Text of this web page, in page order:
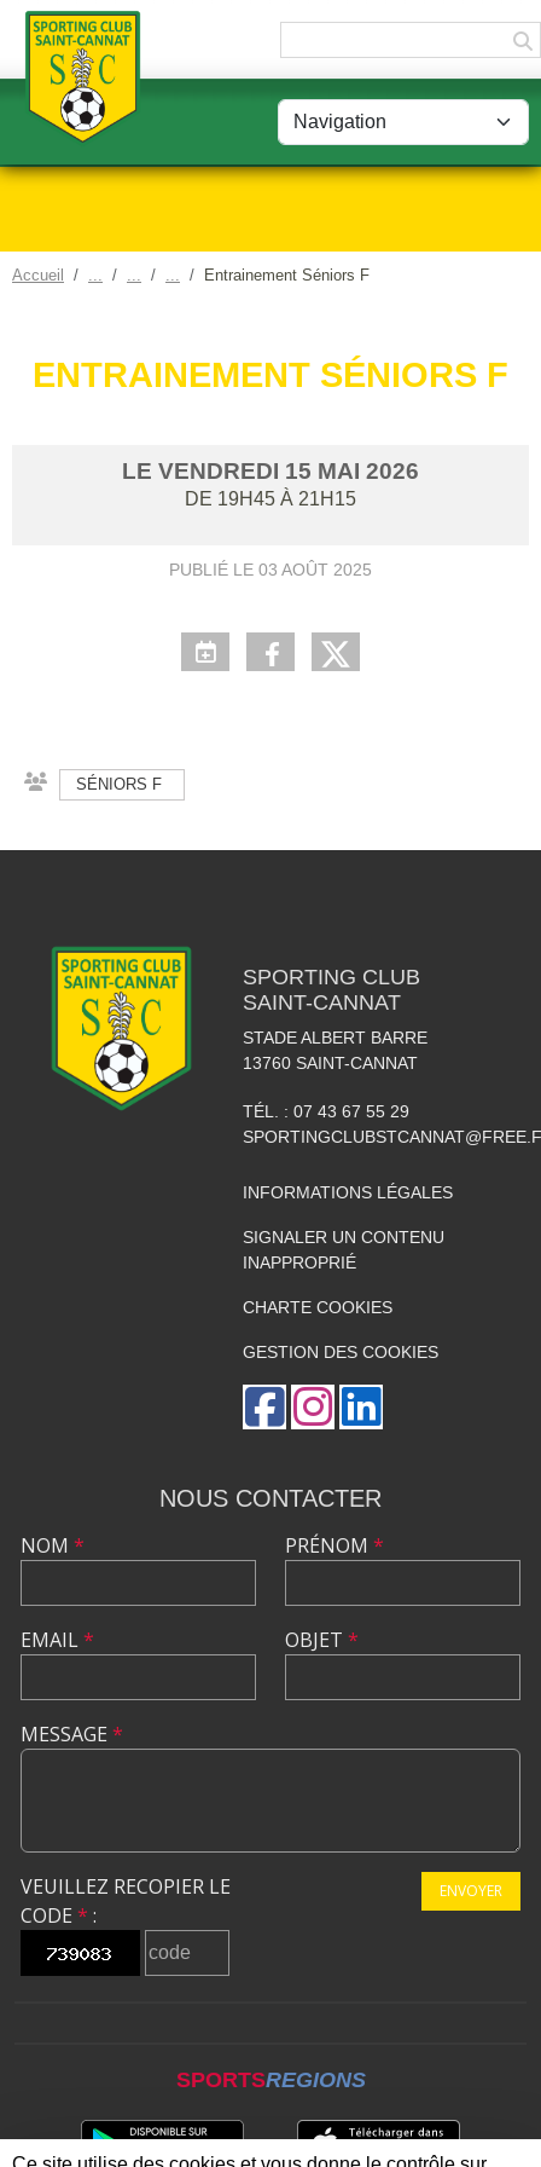
Accueil Entrainement Séniors F
ENTRAINEMENT SÉNIORS F
LE VENDREDI 15 MAI 2026
DE 19H45 À 21H15
PUBLIÉ LE 03 AOÛT 2025
SÉNIORS F
SPORTING CLUB
SAINT-CANNAT
STADE ALBERT BARRE
13760 SAINT-CANNAT
TÉL. : 07 43 67 55 29
INFORMATIONS LÉGALES
SIGNALER UN CONTENU
INAPPROPRIÉ
CHARTE COOKIES
GESTION DES COOKIES
NOUS CONTACTER
NOM *
EMAIL*
PRÉNOM *
OBJET *
MESSAGE *
VEUILLEZ RECOPIER LE
CODE * :
ENVOYER
SPORTSREGIONS
Panneau de gestion des cookies